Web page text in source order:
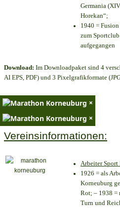
Germania
Horekan“;
1940 =
zum
aufgegangen
Download: Im Downloadpaket sind 4
AI EPS, PDF) und 3 Pixelgrafikformate
×
×
Vereinsinformationen:
Arbeiter
1926 = als
Korneuburg
Rot; – 1938 =
Turn und